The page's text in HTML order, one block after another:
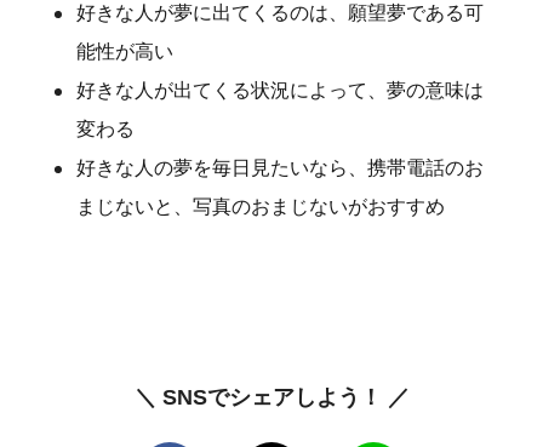
好きな人が夢に出てくるのは、願望夢である可
能性が高い
好きな人が出てくる状況によって、夢の意味は
変わる
好きな人の夢を毎日見たいなら、携帯電話のお
まじないと、写真のおまじないがおすすめ
＼ SNSでシェアしよう！ ／